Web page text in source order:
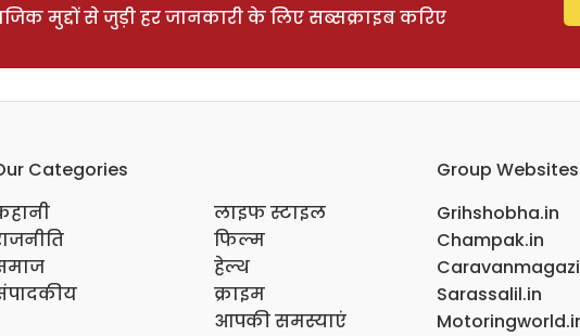
मुद्दों से जुड़ी हर जानकारी के लिए सब्सक्राइब करिए
Categories
लाइफ स्टाइल
फिल्म
हेल्थ
क्राइम
आपकी समस्याएं
Group Websites
Grihshobha.in
Champak.in
Sarassalil.in